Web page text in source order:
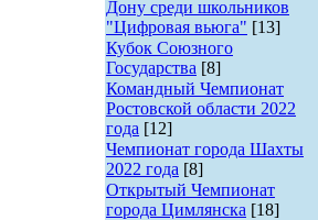
Дону среди школьников
"Цифровая вьюга" [13]
Кубок Союзного
Государства [8]
Командный Чемпионат
Ростовской области 2022
года [12]
Чемпионат города Шахты
2022 года [8]
Открытый Чемпионат
города Цимлянска [18]